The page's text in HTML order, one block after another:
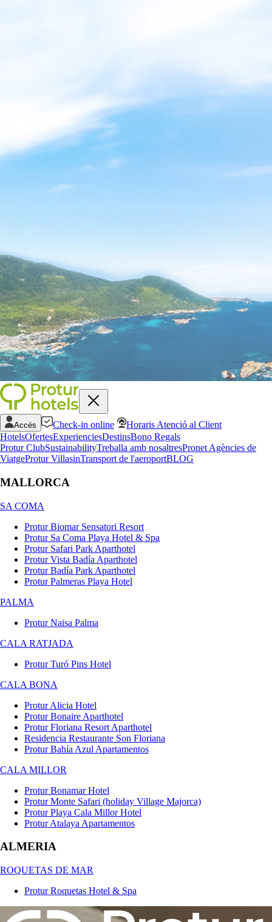
Accés Check-in online
Horaris Atenció al Client
HotelsOfertesExperienciesDestinsBono Regals
Protur ClubSustainabilityTreballa amb nosaltresPronet Agències de
ViatgeProtur VillasinTransport de l'aeroportBLOG
MALLORCA
SA COMA
Protur Biomar Sensatori Resort
Protur Sa Coma Playa Hotel & Spa
Protur Safari Park Aparthotel
Protur Vista Badía Aparthotel
Protur Badía Park Aparthotel
Protur Palmeras Playa Hotel
PALMA
Protur Naisa Palma
CALA RATJADA
Protur Turó Pins Hotel
CALA BONA
Protur Alicia Hotel
Protur Bonaire Aparthotel
Protur Floriana Resort Aparthotel
Residencia Restaurante Son Floriana
Protur Bahía Azul Apartamentos
CALA MILLOR
Protur Bonamar Hotel
Protur Monte Safari (holiday Village Majorca)
Protur Playa Cala Millor Hotel
Protur Atalaya Apartamentos
ALMERIA
ROQUETAS DE MAR
Protur Roquetas Hotel & Spa